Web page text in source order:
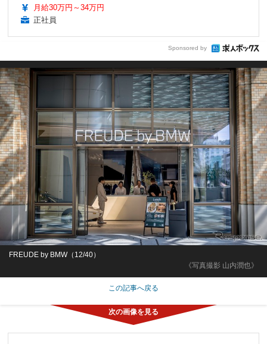
月給30万円～34万円
正社員
Sponsored by
《写真撮影 山内潤也》
FREUDE by BMW（12/40）
この記事へ戻る